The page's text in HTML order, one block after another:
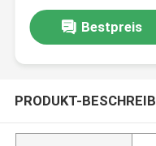
Bestpreis
PRODUKT-